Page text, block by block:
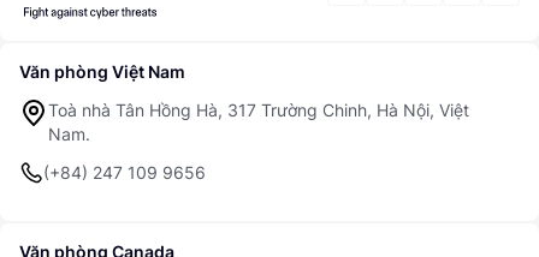
Văn phòng Việt Nam
Toà nhà Tân Hồng Hà, 317 Trường Chinh, Hà Nội, Việt
Nam.
(+84) 247 109 9656
Văn phòng Canada